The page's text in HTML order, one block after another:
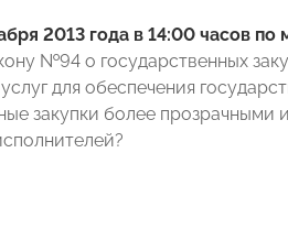
2013 года в 14:00 часов
№94 о государственных
для обеспечения
закупки более